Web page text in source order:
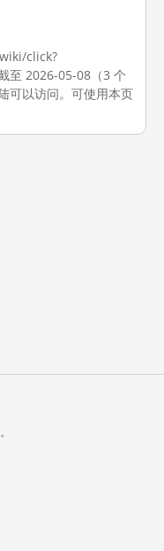
click?
至 2026-05-08（3 个
可以访问。可使用本页